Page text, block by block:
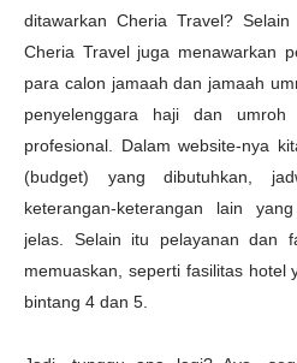
ditawarkan Cheria Travel?
Cheria Travel juga menawarkan
para calon jamaah dan jamaah
penyelenggara haji dan
profesional. Dalam website-nya
(budget) yang dibutuhkan,
keterangan-keterangan lain
jelas. Selain itu pelayanan dan
memuaskan, seperti fasilitas hotel
bintang 4 dan 5.